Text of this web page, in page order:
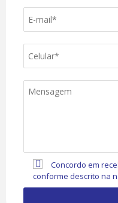
Concordo em
conforme descrito na